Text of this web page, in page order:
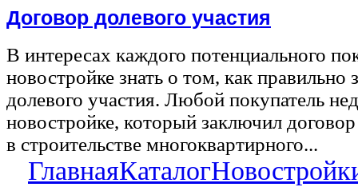
Договор долевого участия
В интересах каждого потенциального
новостройке знать о том, как правильно
долевого участия. Любой покупатель
новостройке, который заключил
в строительстве многоквартирного...
ГлавнаяКаталог